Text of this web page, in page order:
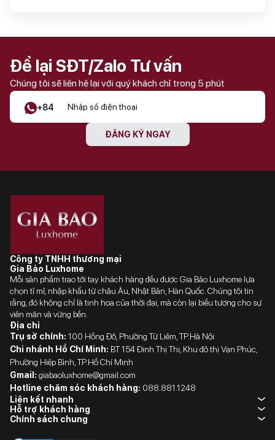
Để lại SĐT/Zalo Tư vấn
Chúng tôi sẽ liên hệ lại với quý khách chỉ trong 5 phút
+84
ĐĂNG KÝ NGAY
Công ty TNHH thương mại
Gia Bảo Luxhome
Mỗi sản phẩm trao tới tay khách hàng đều được Gia Bảo Luxhome lựa
chọn tỉ mỉ, nhập khẩu từ châu Âu, Nhật Bản, Hàn Quốc. Chúng tôi tin
rằng, đó không chỉ là tinh hoa của thời đại, mà còn lại biểu tượng cho sự
viên mãn và vững bền.
Địa chỉ
Trụ sở chính: 100 Hồng Đô, Phường Từ Liêm, TP.Hà Nội
Chi nhánh Hồ Chí Minh: BT 154 Đinh Thị Thi, Khu đô thị Vạn Phúc,
Phường Hiệp Bình, TP.Hồ Chí Minh
Gmail: giabaoluxhome@gmail.com
Hotline chăm sóc khách hàng: 088.881.1248
Liên kết nhanh
Hỗ trợ khách hàng
Chính sách chung